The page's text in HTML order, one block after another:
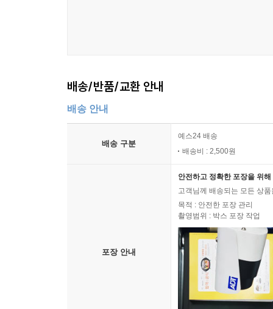
배송/반품/교환 안내
배송 안내
배송 구분
예스24 배송
배송비 : 2,500원
포장 안내
안전하고 정확한 포장을 위
고객님께 배송되는 모든 상
목적 : 안전한 포장 관리
촬영범위 : 박스 포장 작업